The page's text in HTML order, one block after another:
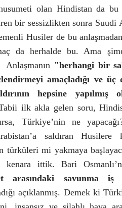
olan Hindistan da bu
bir sessizlikten sonra Suudi
Husiler de bu
da herhalde bu. Ama
Anlaşmanın "herhangi bir
amaçladığı ve
hepsine yapılmış
ilk akla gelen soru,
Türkiye’nin ne
saldıran Husilere
türküleri mi yakmaya
ittik. Bari
arasındaki savunma
açıklanmış. Demek ki